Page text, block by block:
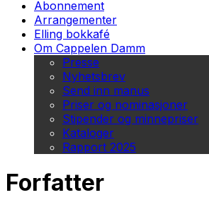
Abonnement
Arrangementer
Elling bokkafé
Om Cappelen Damm
Presse
Nyhetsbrev
Send inn manus
Priser og nominasjoner
Stipender og minnepriser
Kataloger
Rapport 2025
Forfatter